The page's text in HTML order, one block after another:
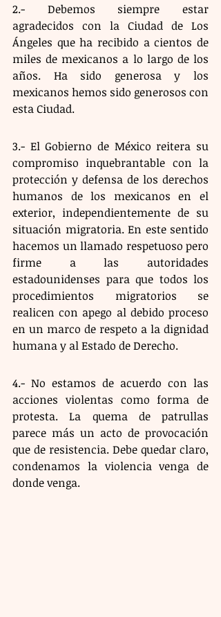
2.- Debemos siempre estar
agradecidos con la Ciudad de Los
Ángeles que ha recibido a cientos de
miles de mexicanos a lo largo de los
años. Ha sido generosa y los
mexicanos hemos sido generosos con
esta Ciudad.
3.- El Gobierno de México reitera su
compromiso inquebrantable con la
protección y defensa de los derechos
humanos de los mexicanos en el
exterior, independientemente de su
situación migratoria. En este sentido
hacemos un llamado respetuoso pero
firme a las autoridades
estadounidenses para que todos los
procedimientos migratorios se
realicen con apego al debido proceso
en un marco de respeto a la dignidad
humana y al Estado de Derecho.
4.- No estamos de acuerdo con las
acciones violentas como forma de
protesta. La quema de patrullas
parece más un acto de provocación
que de resistencia. Debe quedar claro,
condenamos la violencia venga de
donde venga.